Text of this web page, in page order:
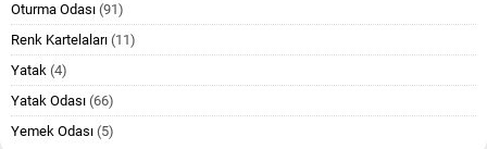
Oturma Odası (91)
Renk Kartelaları (11)
Yatak (4)
Yatak Odası (66)
Yemek Odası (5)